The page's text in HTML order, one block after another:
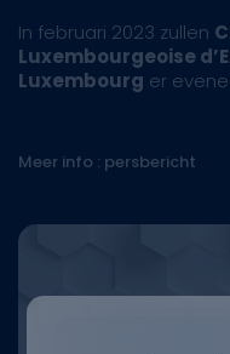
In februari 2023 zullen
Luxembourgeoise
Luxembourg er
Meer info : persbericht